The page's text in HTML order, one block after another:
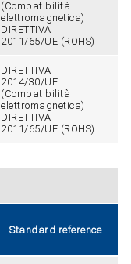
(Compatibilità
elettromagnetica)
DIRETTIVA
2011/65/UE (ROHS)
DIRETTIVA
2014/30/UE
(Compatibilità
elettromagnetica)
DIRETTIVA
2011/65/UE (ROHS)
Standard reference